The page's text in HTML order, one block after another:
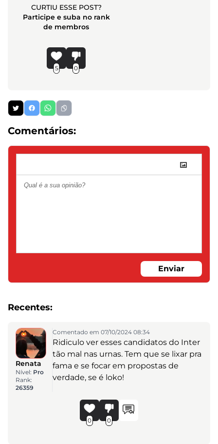
CURTIU ESSE POST?
Participe e suba no rank
de membros
5 0
Comentários:
Enviar
Recentes:
Renata
Nível: Pro
Rank:
26359
Comentado em 07/10/2024 08:34
Ridiculo ver esses candidatos do Inter
tão mal nas urnas. Tem que se lixar pra
fama e se focar em propostas de
verdade, se é loko!
0 0